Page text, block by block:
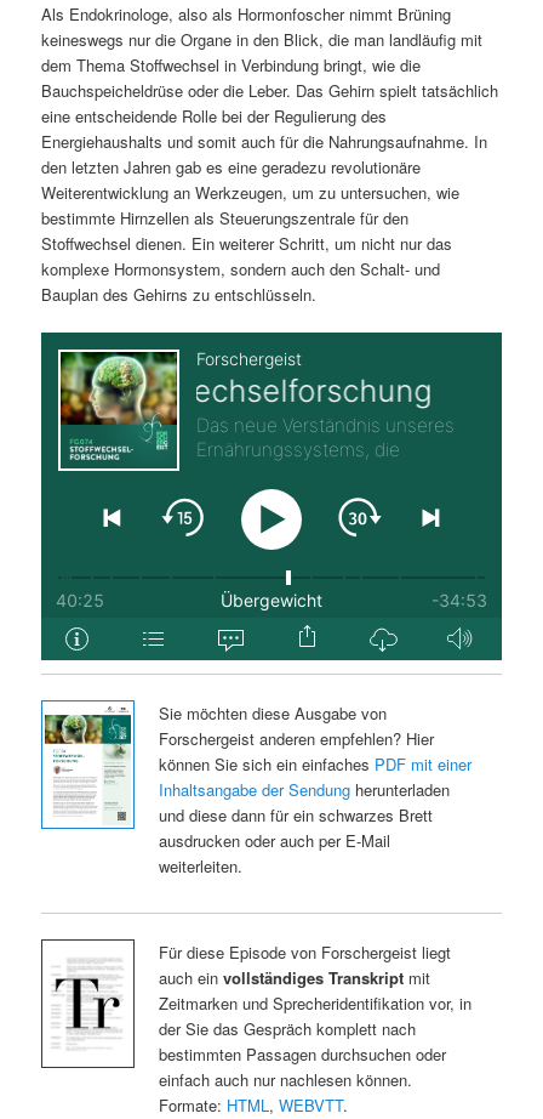
e
n
Als Endokrinologe, also als Hormonfoscher nimmt Brüning
keineswegs nur die Organe in den Blick, die man landläufig mit
dem Thema Stoffwechsel in Verbindung bringt, wie die
Bauchspeicheldrüse oder die Leber. Das Gehirn spielt tatsächlich
eine entscheidende Rolle bei der Regulierung des
Energiehaushalts und somit auch für die Nahrungsaufnahme. In
den letzten Jahren gab es eine geradezu revolutionäre
Weiterentwicklung an Werkzeugen, um zu untersuchen, wie
bestimmte Hirnzellen als Steuerungszentrale für den
Stoffwechsel dienen. Ein weiterer Schritt, um nicht nur das
komplexe Hormonsystem, sondern auch den Schalt- und
Bauplan des Gehirns zu entschlüsseln.
Sie möchten diese Ausgabe von
Forschergeist anderen empfehlen? Hier
können Sie sich ein einfaches PDF mit einer
Inhaltsangabe der Sendungherunterladen
und diese dann für ein schwarzes Brett
ausdrucken oder auch per E-Mail
weiterleiten.
Für diese Episode von Forschergeist liegt
auch ein vollständiges Transkriptmit
Zeitmarken und Sprecheridentifikation vor, in
der Sie das Gespräch komplett nach
bestimmten Passagen durchsuchen oder
einfach auch nur nachlesen können.
Formate: HTML, WEBVTT.